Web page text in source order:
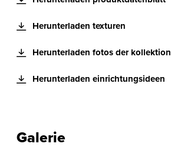
Herunterladen texturen
Herunterladen fotos der kollektion
Herunterladen einrichtungsideen
Galerie